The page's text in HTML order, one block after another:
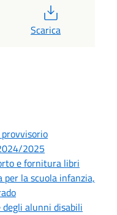
Scarica
2025
e fornitura libri
la scuola infanzia,
alunni disabili